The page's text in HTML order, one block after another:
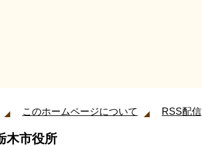
このホームページについて RSS配信
木市役所